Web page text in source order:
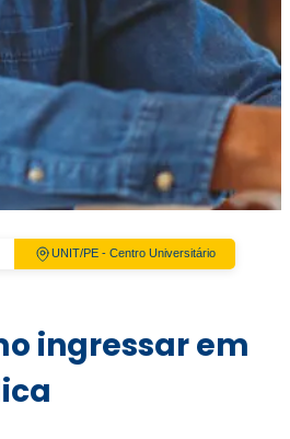
UNIT/PE - Centro Universitário
ingressar em